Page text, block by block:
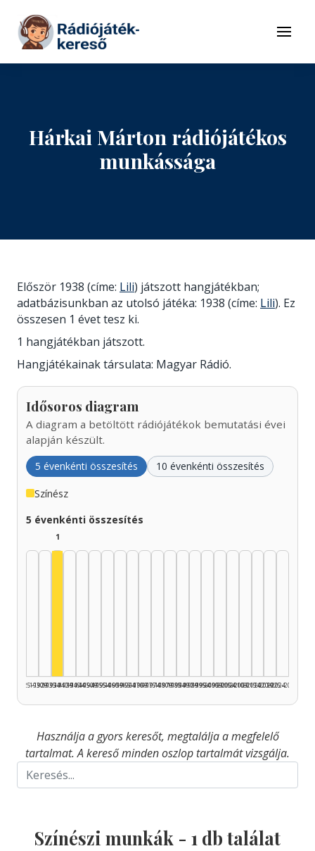
Tovább a tartalomhoz
Menü
Hárkai Márton rádiójátékos
munkássága
Először 1938 (címe: Lili) játszott hangjátékban;
adatbázisunkban az utolsó játéka: 1938 (címe: Lili). Ez
összesen 1 évet tesz ki.
1 hangjátékban játszott.
Hangjátékainak társulata: Magyar Rádió.
Idősoros diagram
A diagram a betöltött rádiójátékok bemutatási évei
alapján készült.
5 évenkénti összesítés 10 évenkénti összesítés
Színész
5 évenkénti összesítés
1925–1929
1930–1934
1
1935–1939
1940–1944
1945–1949
1950–1954
1955–1959
1960–1964
1965–1969
1970–1974
1975–1979
1980–1984
1985–1989
1990–1994
1995–1999
2000–2004
2005–2009
2010–2014
2015–2019
2020–2024
2025–2026
Használja a gyors keresőt, megtalálja a megfelelő
tartalmat. A kereső minden oszlop tartalmát vizsgálja.
Színészi munkák - 1 db találat